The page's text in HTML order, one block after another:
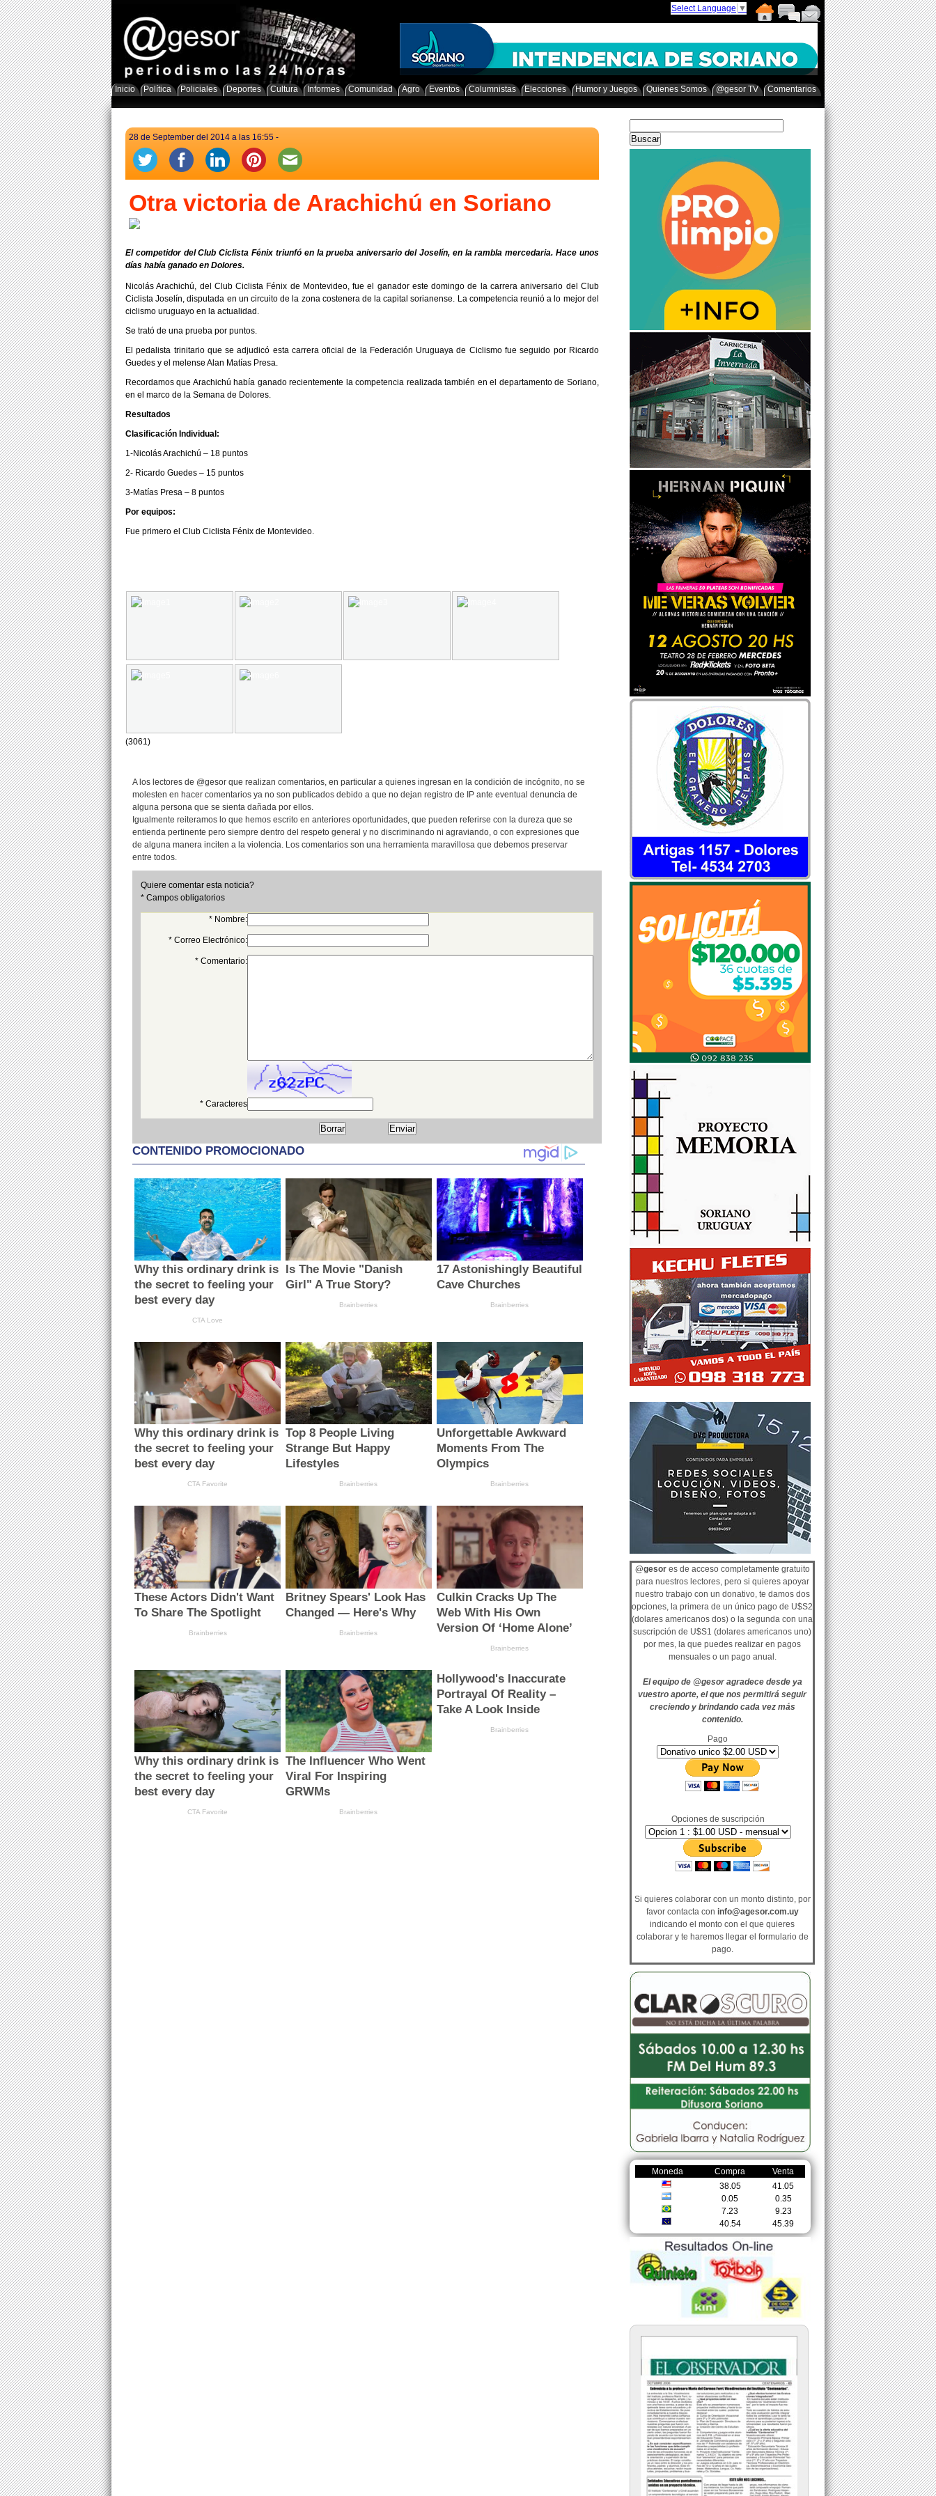
Select Language ▼
Inicio Política Policiales Deportes Cultura Informes Comunidad Agro Eventos Columnistas Elecciones Humor y Juegos Quienes Somos @gesor TV Comentarios
@gesores de acceso completamente gratuito
para nuestros lectores, pero si quieres apoyar
nuestro trabajo con un donativo, te damos dos
opciones, la primera de un único pago de U$S2
(dolares americanos dos) o la segunda con una
suscripción de U$S1 (dolares americanos uno)
por mes, la que puedes realizar en pagos
mensuales o un pago anual.
El equipo de @gesor agradece desde ya
vuestro aporte, el que nos permitirá seguir
creciendo y brindando cada vez más
contenido.
Pago
Opciones de suscripción
Si quieres colaborar con un monto distinto, por
favor contacta con info@agesor.com.uy
indicando el monto con el que quieres
colaborar y te haremos llegar el formulario de
pago.
Moneda Compra
Venta
38.05
41.05
0.05
0.35
7.23
9.23
40.54
45.39
28 de September del 2014 a las 16:55 -
Otra victoria de Arachichú en Soriano
El competidor del Club Ciclista Fénix triunfó en la prueba aniversario del Joselín, en la rambla mercedaria. Hace unos
días había ganado en Dolores.
Nicolás Arachichú, del Club Ciclista Fénix de Montevideo, fue el ganador este domingo de la carrera aniversario del Club
Ciclista Joselín, disputada en un circuito de la zona costenera de la capital sorianense. La competencia reunió a lo mejor del
ciclismo uruguayo en la actualidad.
Se trató de una prueba por puntos.
El pedalista trinitario que se adjudicó esta carrera oficial de la Federación Uruguaya de Ciclismo fue seguido por Ricardo
Guedes y el melense Alan Matías Presa.
Recordamos que Arachichú había ganado recientemente la competencia realizada también en el departamento de Soriano,
en el marco de la Semana de Dolores.
Resultados
Clasificación Individual:
1-Nicolás Arachichú – 18 puntos
2- Ricardo Guedes – 15 puntos
3-Matías Presa – 8 puntos
Por equipos:
Fue primero el Club Ciclista Fénix de Montevideo.
(3061)
A los lectores de @gesor que realizan comentarios, en particular a quienes ingresan en la condición de incógnito, no se
molesten en hacer comentarios ya no son publicados debido a que no dejan registro de IP ante eventual denuncia de
alguna persona que se sienta dañada por ellos.
Igualmente reiteramos lo que hemos escrito en anteriores oportunidades, que pueden referirse con la dureza que se
entienda pertinente pero siempre dentro del respeto general y no discriminando ni agraviando, o con expresiones que
de alguna manera inciten a la violencia. Los comentarios son una herramienta maravillosa que debemos preservar
entre todos.
Quiere comentar esta noticia?
* Campos obligatorios
* Nombre:
* Correo Electrónico:
* Comentario:
* Caracteres